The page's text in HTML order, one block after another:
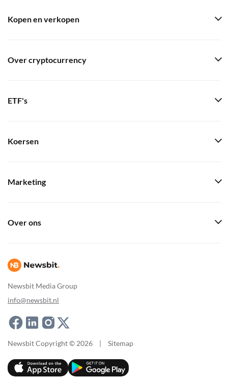
Newsbit Media Group
info@newsbit.nl
Kopen en verkopen
Over cryptocurrency
ETF's
Koersen
Marketing
Over ons
Newsbit Copyright © 2026 | Sitemap